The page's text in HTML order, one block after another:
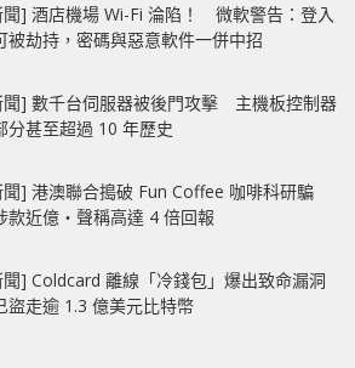
聞] 酒店機場 Wi-Fi 淪陷！ 微軟警告：登入
被劫持，密碼與惡意軟件一併中招
聞] 數千台伺服器被後門攻擊 主機板控制器
分甚至超過 10 年歷史
聞] 港澳聯合搗破 Fun Coffee 咖啡科研騙
近億‧聲稱高達 4 倍回報
聞] Coldcard 離線「冷錢包」爆出致命漏洞
盜走逾 1.3 億美元比特幣